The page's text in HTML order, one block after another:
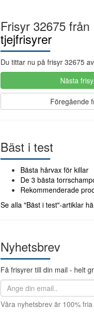
Frisyr 32675 från
tjejfrisyrer
Du tittar nu på frisyr 32675
Nästa
Föregående
Bäst i test
Bästa hårvax för killar
De 3 bästa
Rekommenderade
Se alla "Bäst i test"-artiklar
Nyhetsbrev
Få frisyrer till din mail - helt
Våra nyhetsbrev är 100%